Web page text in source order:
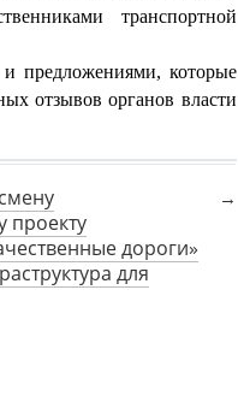
транспортной
предложениями, которые
отзывов органов власти
проекту
дороги»
для